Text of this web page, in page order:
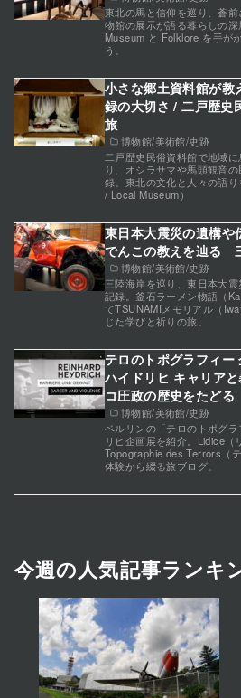
東北の馬と信仰を巡り、蒼
物館の展示が語る暮らしの
Museum と Folklore を手が
う。
博物館/美術館/史跡
小さな郷土資料館が教
録の大切さ / 二戸歴史
旅
二戸歴史民俗資料館で地域
り、オシラサマや馬頭観音
録。東北の文化と人々の語
/ Local Museum）
博物館/美術館/史跡
東日本大震災の遺構
でんこの教えを辿る
三陸海岸を巡り、東日本大
記録。釜石ラーメン物語（
てTSUNAMIメモリアル（
じた学びと祈りの旅。
博物館/美術館/史跡
テロのトポグラフィー
ハイドリヒ キャリア
コ圧政の歴史をたどる
ベルリンの「テロのトポグ
リヒ企画展を紹介。Lidice（
Topographie des Terrors（
体験から綴る旅ブログ。
今週の人気記事ランキ